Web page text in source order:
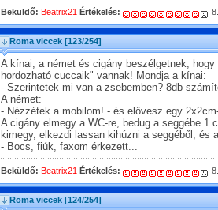
Beküldő: Beatrix21 Értékelés:
Roma viccek [123/254]
A kínai, a német és cigány beszélgetnek,
hordozható cuccaik" vannak! Mondja a kínai:
- Szerintetek mi van a zsebemben? 8db
A német:
- Nézzétek a mobilom! - és elővesz egy
A cigány elmegy a WC-re, bedug a seggébe 1
kimegy, elkezdi lassan kihúzni a seggéből, és
- Bocs, fiúk, faxom érkezett...
Beküldő: Beatrix21 Értékelés:
Roma viccek [124/254]